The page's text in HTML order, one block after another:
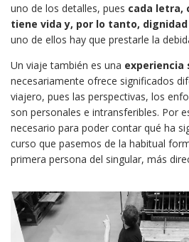
uno de los detalles, pues cada letra,
tiene vida y, por lo tanto,
uno de ellos hay que prestarle la
Un viaje también es una experiencia
necesariamente ofrece significados
viajero, pues las perspectivas, los
son personales e intransferibles. Por
necesario para poder contar qué ha
curso que pasemos de la habitual
primera persona del singular, más